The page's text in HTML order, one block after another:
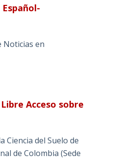
Noticias en
Acceso sobre
Ciencia del Suelo de
de Colombia (Sede